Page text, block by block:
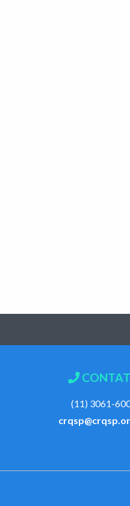
(11) 3061-